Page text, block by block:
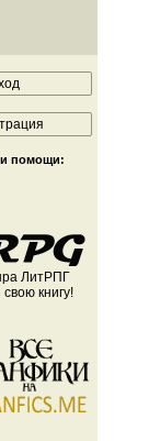
помощи:
ЛитРПГ
книгу!